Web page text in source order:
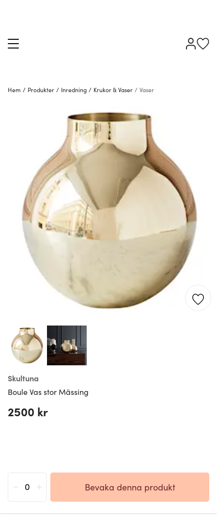
Hem / Produkter / Inredning / Krukor & Vaser / Vaser
Skultuna
Boule Vas stor Mässing
2500 kr
Bevaka denna produkt